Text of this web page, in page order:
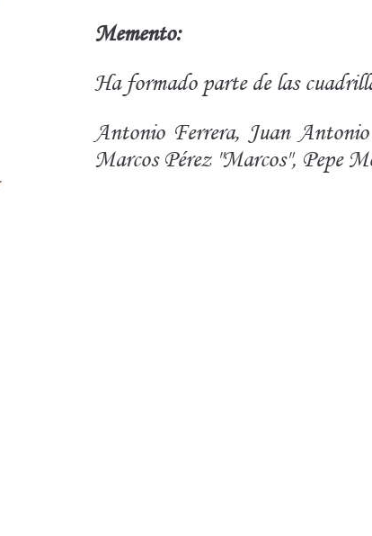
Memento:
Ha formado parte de las
Antonio Ferrera, Juan
Marcos Pérez "Marcos", Pepe